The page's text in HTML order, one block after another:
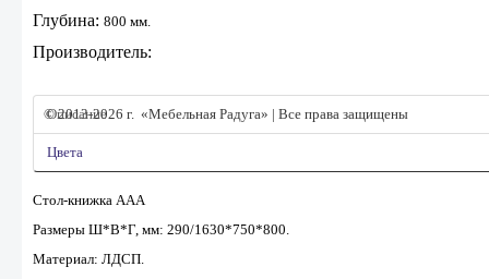
Глубина: 800 мм.
Производитель:
Описание
Цвета
Стол-книжка ААА
Размеры Ш*В*Г, мм: 290/1630*750*800.
Материал: ЛДСП.
© 2013-2026 г. «Мебельная Радуга» | Все права защищены